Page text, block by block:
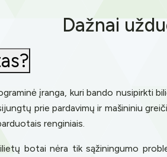
Dažnai
įranga, kuri bando nusipirkti
prie pardavimų ir mašininiu
renginiais.
botai nėra tik sąžiningumo